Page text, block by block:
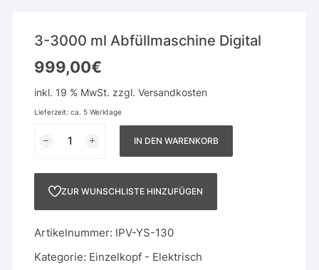
3-3000 ml Abfüllmaschine Digital
999,00€
inkl. 19 % MwSt. zzgl.Versandkosten
Lieferzeit:ca. 5 Werktage
Digital
IN DEN WARENKORB
ZUR WUNSCHLISTE HINZUFÜGEN
Artikelnummer: IPV-YS-130
Kategorie: Einzelkopf - Elektrisch